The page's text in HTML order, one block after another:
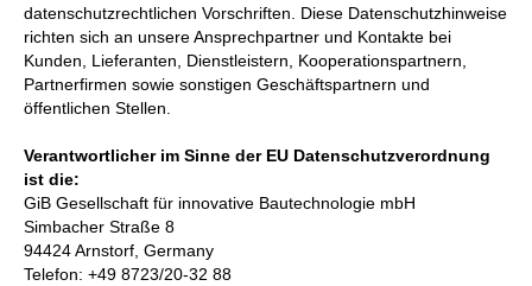
datenschutzrechtlichen Vorschriften. Diese Datenschutzhinweise
richten sich an unsere Ansprechpartner und Kontakte bei
Kunden, Lieferanten, Dienstleistern, Kooperationspartnern,
Partnerfirmen sowie sonstigen Geschäftspartnern und
öffentlichen Stellen.
Verantwortlicher im Sinne der EU Datenschutzverordnung
ist die:
GiB Gesellschaft für innovative Bautechnologie mbH
Simbacher Straße 8
94424 Arnstorf, Germany
Telefon: +49 8723/20-32 88